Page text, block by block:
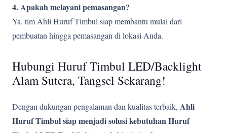
4. Apakah melayani pemasangan?
Ya, tim Ahli Huruf Timbul siap membantu mulai dari
pembuatan hingga pemasangan di lokasi Anda.
Hubungi Huruf Timbul LED/Backlight
Alam Sutera, Tangsel Sekarang!
Dengan dukungan pengalaman dan kualitas terbaik, Ahli
Huruf Timbul siap menjadi solusi kebutuhan Huruf